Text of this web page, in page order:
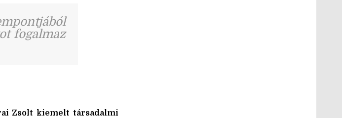
fogalmaz
Zsolt kiemelt társadalmi